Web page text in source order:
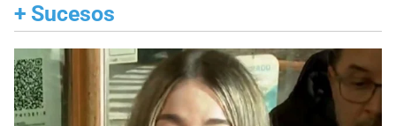
+ Sucesos